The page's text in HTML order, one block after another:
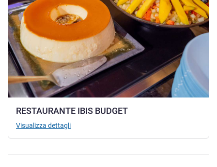
RESTAURANTE IBIS BUDGET
Visualizza dettagli